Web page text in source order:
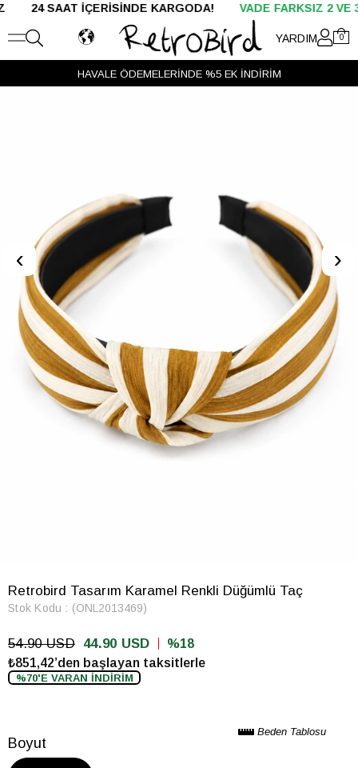
İÇERİSİNDE KARGODA!VADE FARKSIZ 2 VE 3 TAKSİT
YARDIM 0
HAVALE ÖDEMELERİNDE %5 EK İNDİRİM
‹ ›
Retrobird Tasarım Karamel Renkli Düğümlü Taç
Stok Kodu (ONL2013469)
54.90 USD 44.90 USD
18
₺851,42’den başlayan taksitlerle
%70'E VARAN İNDİRİM
Beden Tablosu
Boyut